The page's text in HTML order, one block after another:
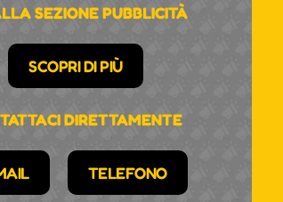
SEZIONE PUBBLICITÀ
SCOPRI DI PIÙ
DIRETTAMENTE
TELEFONO